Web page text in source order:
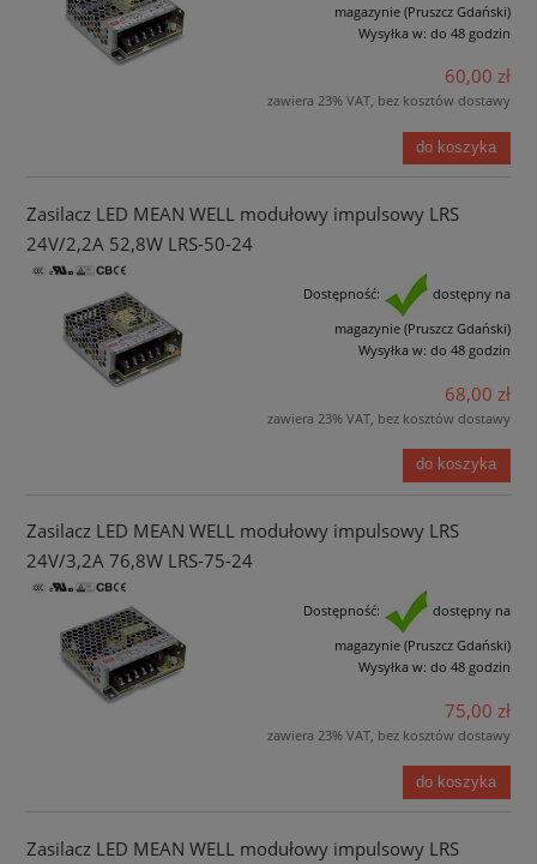
magazynie (Pruszcz Gdański)
Wysyłka w: do 48 godzin
60,00 zł
zawiera 23% VAT, bez kosztów dostawy
do koszyka
Zasilacz LED MEAN WELL modułowy impulsowy LRS
24V/2,2A 52,8W LRS-50-24
Dostępność:
dostępny na
magazynie (Pruszcz Gdański)
Wysyłka w: do 48 godzin
68,00 zł
zawiera 23% VAT, bez kosztów dostawy
do koszyka
Zasilacz LED MEAN WELL modułowy impulsowy LRS
24V/3,2A 76,8W LRS-75-24
Dostępność:
dostępny na
magazynie (Pruszcz Gdański)
Wysyłka w: do 48 godzin
75,00 zł
zawiera 23% VAT, bez kosztów dostawy
do koszyka
Zasilacz LED MEAN WELL modułowy impulsowy LRS